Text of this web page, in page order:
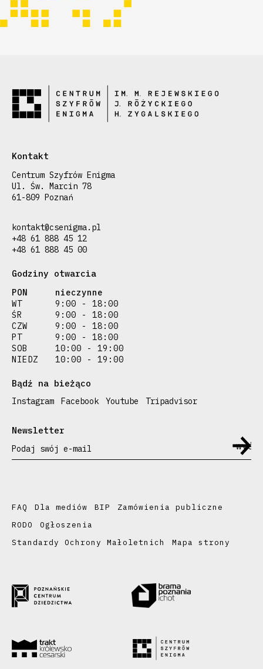
Kontakt
Centrum Szyfrów Enigma
Ul. Św. Marcin 78
61-809 Poznań
kontakt@csenigma.pl
+48 61 888 45 12
+48 61 888 45 00
Godziny otwarcia
PON
nieczynne
WT
9:00 - 18:00
ŚR
9:00 - 18:00
CZW
9:00 - 18:00
PT
9:00 - 18:00
SOB
10:00 - 19:00
NIEDZ
10:00 - 19:00
Bądź na bieżąco
Instagram Facebook Youtube Tripadvisor
Newsletter
Podaj swój e-mail
FAQ Dla mediów BIP
Zamówienia publiczne
RODO
Ogłoszenia
Standardy Ochrony Małoletnich
Mapa strony